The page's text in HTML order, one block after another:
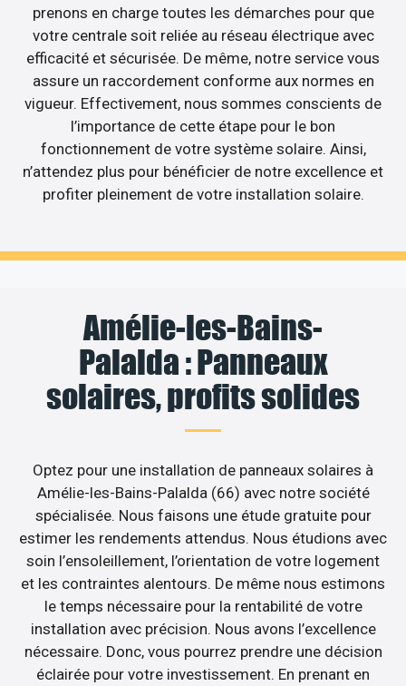
prenons en charge toutes les démarches pour que
votre centrale soit reliée au réseau électrique avec
efficacité et sécurisée. De même, notre service vous
assure un raccordement conforme aux normes en
vigueur. Effectivement, nous sommes conscients de
l’importance de cette étape pour le bon
fonctionnement de votre système solaire. Ainsi,
n’attendez plus pour bénéficier de notre excellence et
profiter pleinement de votre installation solaire.
Amélie-les-Bains-
Palalda : Panneaux
solaires, profits solides
Optez pour une installation de panneaux solaires à
Amélie-les-Bains-Palalda (66) avec notre société
spécialisée. Nous faisons une étude gratuite pour
estimer les rendements attendus. Nous étudions avec
soin l’ensoleillement, l’orientation de votre logement
et les contraintes alentours. De même nous estimons
le temps nécessaire pour la rentabilité de votre
installation avec précision. Nous avons l’excellence
nécessaire. Donc, vous pourrez prendre une décision
éclairée pour votre investissement. En prenant en